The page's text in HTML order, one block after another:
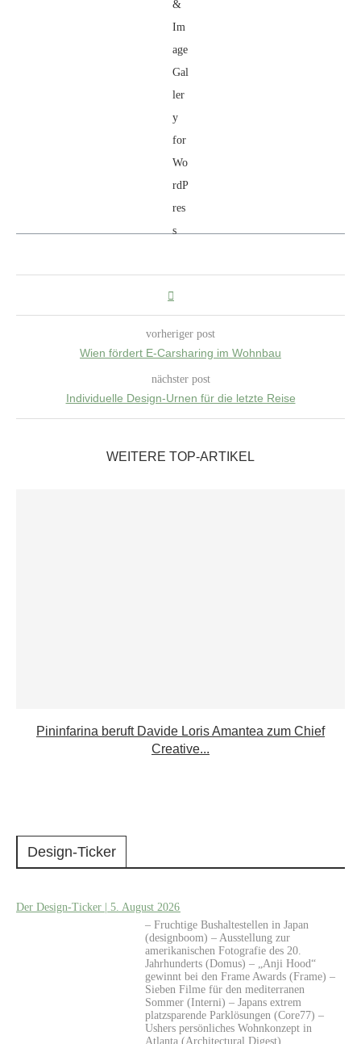
vorheriger post
Wien fördert E-Carsharing im Wohnbau
nächster post
Individuelle Design-Urnen für die letzte Reise
WEITERE TOP-ARTIKEL
Pininfarina beruft Davide Loris Amantea zum Chief
Creative...
Design-Ticker
Der Design-Ticker | 5. August 2026
– Fruchtige Bushaltestellen in Japan
(designboom) – Ausstellung zur
amerikanischen Fotografie des 20.
Jahrhunderts (Domus) – „Anji Hood“
gewinnt bei den Frame Awards (Frame) –
Sieben Filme für den mediterranen
Sommer (Interni) – Japans extrem
platzsparende Parklösungen (Core77) –
Ushers persönliches Wohnkonzept in
Atlanta (Architectural Digest)